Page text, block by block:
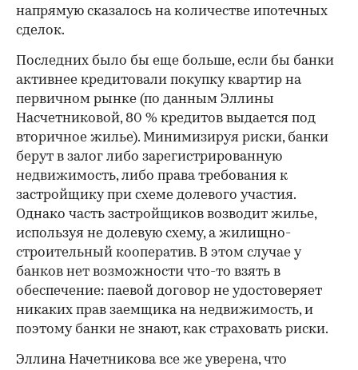
напрямую сказалось на количестве ипотечных
сделок.
Последних было бы еще больше, если бы банки
активнее кредитовали покупку квартир на
первичном рынке (по данным Эллины
Насчетниковой, 80 % кредитов выдается под
вторичное жилье). Минимизируя риски, банки
берут в залог либо зарегистрированную
недвижимость, либо права требования к
застройщику при схеме долевого участия.
Однако часть застройщиков возводит жилье,
используя не долевую схему, а жилищно-
строительный кооператив. В этом случае у
банков нет возможности что-то взять в
обеспечение: паевой договор не удостоверяет
никаких прав заемщика на недвижимость, и
поэтому банки не знают, как страховать риски.
Эллина Начетникова все же уверена, что